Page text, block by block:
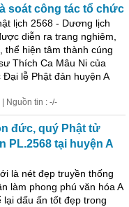
soát công tác tổ chức
lịch 2568 - Dương lịch
diễn ra trang nghiêm,
thể hiện tâm thành cúng
Thích Ca Mâu Ni của
Đại lễ Phật đản huyện A
Nguồn tin : -/-
đức, quý Phật tử
PL.2568 tại huyện A
là nét đẹp truyền thống
làm phong phú văn hóa A
dấu ấn tốt đẹp trong